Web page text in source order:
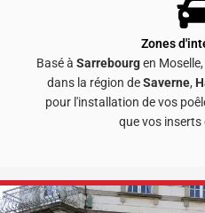
Zones
Basé à Sarrebourgen
dans la région deSaverne,
pour l'installation de vos
que vos inserts